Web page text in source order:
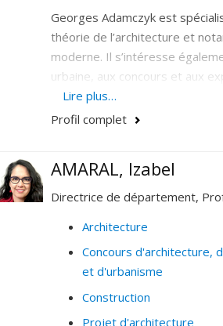
Georges Adamczyk est
théorie de l’architecture et
moderne. Il s’intéresse
urbaine, aux concours et aux
ainsi qu’à la critique
concernent aussi la pédagogie
(LEAP).
Lire plus…
Profil complet
AMARAL, Izabel
Directrice de département,
Architecture
Concours d'architecture,
et d'urbanisme
Construction
Projet d'architecture